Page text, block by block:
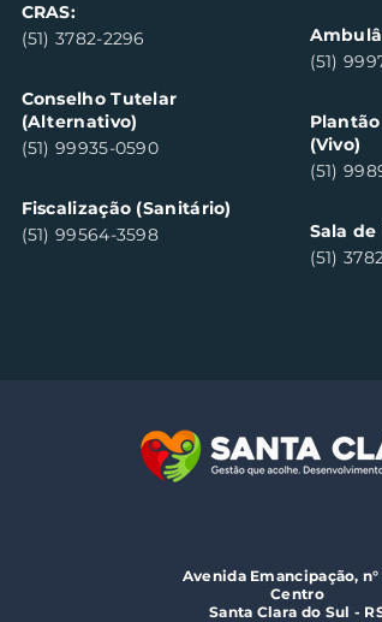
CRAS:
(51) 3782-2296
Conselho Tutelar
(Alternativo)
(51) 99935-0590
Fiscalização (Sanitário)
(51) 99564-3598
(51)
(Vivo)
(51)
Sala de
(51)
Avenida Emancipação, n°
Centro
Santa Clara do Sul -